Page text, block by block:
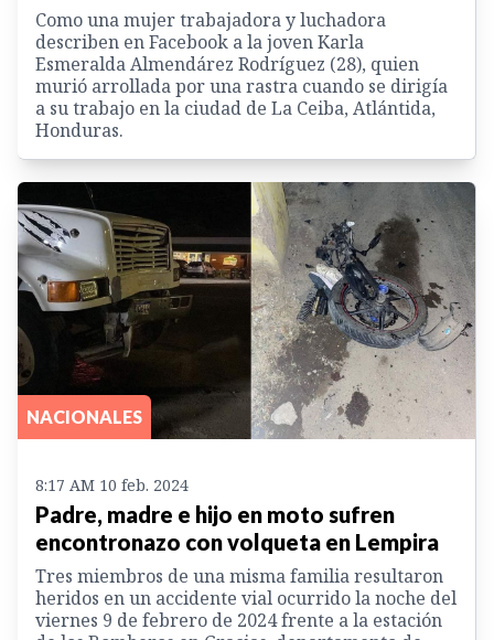
Como una mujer trabajadora y luchadora
describen en Facebook a la joven Karla
Esmeralda Almendárez Rodríguez (28), quien
murió arrollada por una rastra cuando se dirigía
a su trabajo en la ciudad de La Ceiba, Atlántida,
Honduras.
NACIONALES
8:17 AM 10 feb. 2024
Padre, madre e hijo en moto sufren
encontronazo con volqueta en Lempira
Tres miembros de una misma familia resultaron
heridos en un accidente vial ocurrido la noche del
viernes 9 de febrero de 2024 frente a la estación